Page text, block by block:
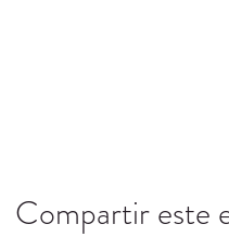
Compartir este